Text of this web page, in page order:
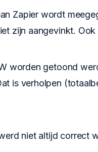
Zapier wordt
zijn aangevinkt.
worden getoond
is verholpen
niet altijd correct